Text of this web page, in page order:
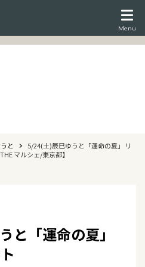
Menu
と
5/24(土)辰巳ゆうと「運命の夏」 リ
マルシェ/東京都】
と「運命の夏」